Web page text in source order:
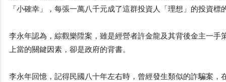
「小確幸」，每張一萬八千元成了這群投資人「理想」的投資標
李永年認為，綜觀樂陞案，雖是經營者許金龍及其背後金主一手
上當的關鍵因素，卻是政府的背書。
李永年回憶，記得民國八十年左右時，曾經發生類似的詐騙案，